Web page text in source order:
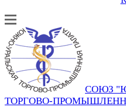
СОЮЗ
ТОРГОВО-